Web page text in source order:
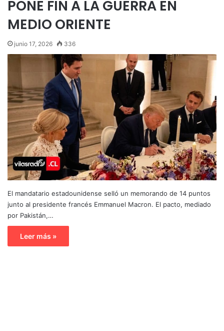
PONE FIN A LA GUERRA EN
MEDIO ORIENTE
junio 17, 2026 336
El mandatario estadounidense selló un memorando de 14 puntos
junto al presidente francés Emmanuel Macron. El pacto, mediado
por Pakistán,…
Leer más »